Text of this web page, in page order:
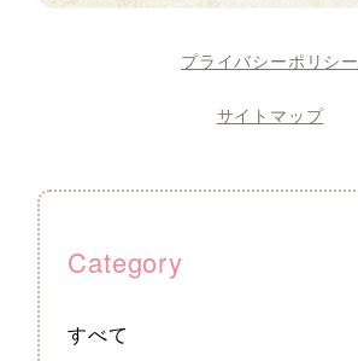
プライバシーポリシー
サイトマップ
Category
すべて